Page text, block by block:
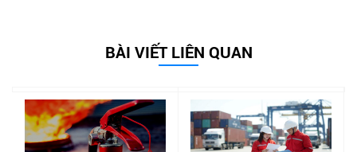
BÀI VIẾT LIÊN QUAN